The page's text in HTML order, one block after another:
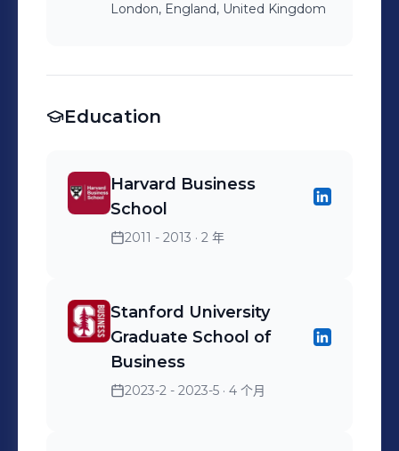
London, England, United Kingdom
Education
Harvard Business
School
2011 - 2013 · 2 年
Stanford University
Graduate School of
Business
2023-2 - 2023-5 · 4 个月